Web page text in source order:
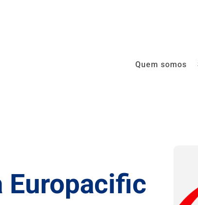
Quem somos
Europacific